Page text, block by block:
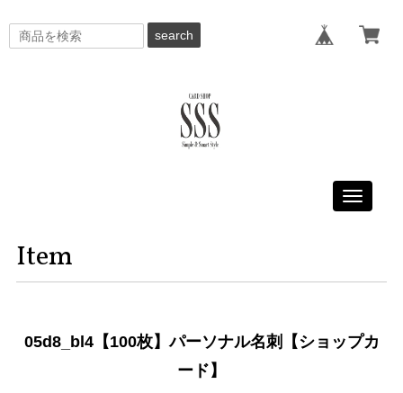
search
Toggle
Item
05d8_bl4【100枚】パーソナル名刺【ショップカ
ード】